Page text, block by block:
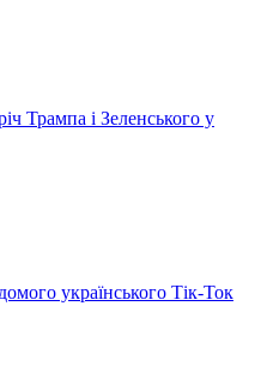
Трампа і Зеленського у
українського Тік-Ток